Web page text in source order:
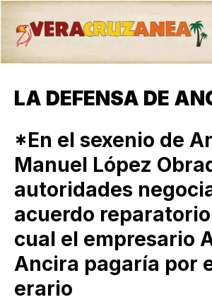
LA DEFENSA DE
*En el sexenio de
Manuel López
autoridades
acuerdo
cual el empresario
Ancira pagaría por
erario